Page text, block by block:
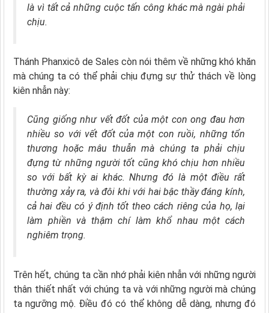
là vì tất cả những cuộc tấn công khác mà ngài phải
chịu.
Thánh Phanxicô de Sales còn nói thêm về những khó khăn
mà chúng ta có thể phải chịu đựng sự thử thách về lòng
kiên nhẫn này:
Cũng giống như vết đốt của một con ong đau hơn
nhiều so với vết đốt của một con ruồi, những tổn
thương hoặc mâu thuẫn mà chúng ta phải chịu
đựng từ những người tốt cũng khó chịu hơn nhiều
so với bất kỳ ai khác. Nhưng đó là một điều rất
thường xảy ra, và đôi khi với hai bậc thầy đáng kính,
cả hai đều có ý định tốt theo cách riêng của họ, lại
làm phiền và thậm chí làm khổ nhau một cách
nghiêm trọng.
Trên hết, chúng ta cần nhớ phải kiên nhẫn với những người
thân thiết nhất với chúng ta và với những người mà chúng
ta ngưỡng mộ. Điều đó có thể không dễ dàng, nhưng đó